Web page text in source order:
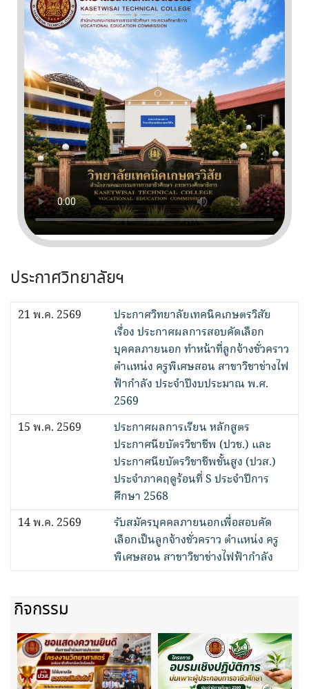
ประกาศวิทยาลัยฯ
21 พ.ค. 2569
ประกาศวิทยาลัยเทคนิคเกษตรวิสัย
เรื่อง ประกาศผลการสอบคัดเลือก
บุคคลภายนอก ทำหน้าที่ลูกจ้างชั่วคราว
ตำแหน่ง ครูพิเศษสอน สาขาวิชาช่างไฟ
ฟ้ากำลัง ประจำปีงบประมาณ พ.ศ.
2569
15 พ.ค. 2569
ประกาศผลการเรียน หลักสูตร
ประกาศนียบัตรวิชาชีพ (ปวช.) และ
ประกาศนียบัตรวิชาชีพชั้นสูง (ปวส.)
ประจำภาคฤดูร้อนที่ S ประจำปีการ
ศึกษา 2568
14 พ.ค. 2569
รับสมัครบุคคลภายนอกเพื่อสอบคัด
เลือกเป็นลูกจ้างชั่วคราว ตำแหน่ง ครู
พิเศษสอน สาขาวิชาช่างไฟฟ้ากำลัง
กิจกรรม